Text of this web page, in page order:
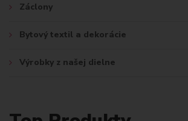
Záclony
Bytový textil a dekorácie
Výrobky z našej dielne